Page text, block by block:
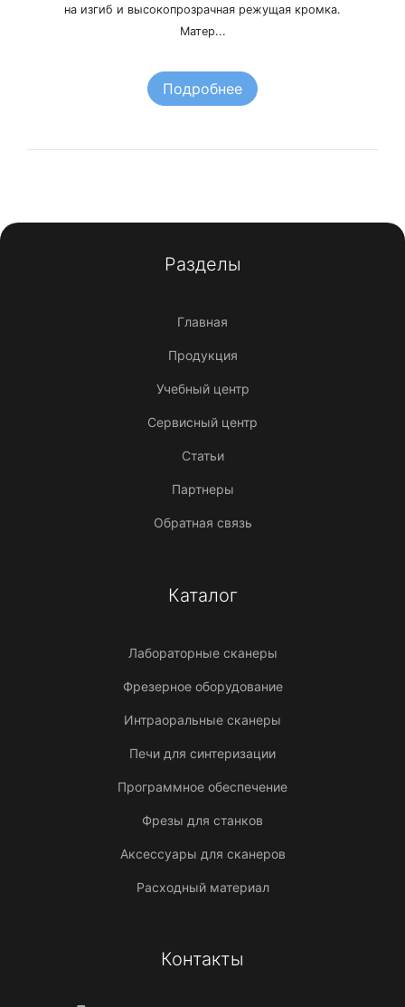
на изгиб и высокопрозрачная режущая кромка.
Матер...
Подробнее
Разделы
Главная
Продукция
Учебный центр
Сервисный центр
Статьи
Партнеры
Обратная связь
Каталог
Лабораторные сканеры
Фрезерное оборудование
Интраоральные сканеры
Печи для синтеризации
Программное обеспечение
Фрезы для станков
Аксессуары для сканеров
Расходный материал
Контакты